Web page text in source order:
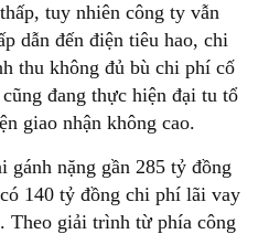
tuy nhiên công ty vẫn
dẫn đến điện tiêu hao, chi
thu không đủ bù chi phí cố
đang thực hiện đại tu tổ
giao nhận không cao.
gánh nặng gần 285 tỷ đồng
140 tỷ đồng chi phí lãi vay
Theo giải trình từ phía công